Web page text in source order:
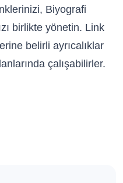
Biyografi
birlikte yönetin. Link
belirli ayrıcalıklar
çalışabilirler.